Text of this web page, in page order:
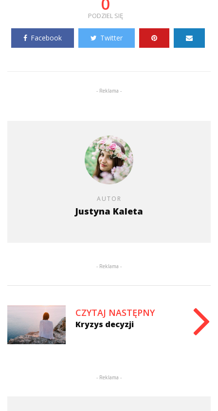
PODZIEL SIĘ
Facebook Twitter
- Reklama -
AUTOR
Justyna Kaleta
- Reklama -
CZYTAJ NASTĘPNY
Kryzys decyzji
- Reklama -